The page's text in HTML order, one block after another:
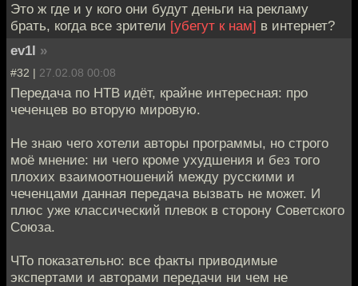
Это ж где и у кого они будут деньги на рекламу
брать, когда все зрители [убегут к нам] в интернет?
ev1l »
#32 | 27.02.08 00:08
Передача по НТВ идёт, крайне интересная: про
чеченцев во вторую мировую.
Не знаю чего хотели авторы программы, но строго
моё мнение: ни чего кроме ухудшения и без того
плохих взаимоотношений между русскими и
чеченцами данная передача вызвать не может. И
плюс уже классический плевок в сторону Советского
Союза.
ЧТо показательно: все факты приводимые
экспертами и авторами передачи ни чем не